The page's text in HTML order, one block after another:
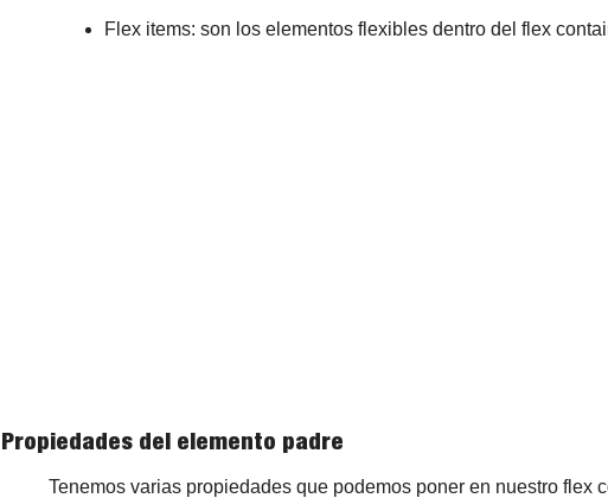
Flex items: son los elementos flexibles dentro del flex
Propiedades del elemento padre
Tenemos varias propiedades que podemos poner en nuestro flex